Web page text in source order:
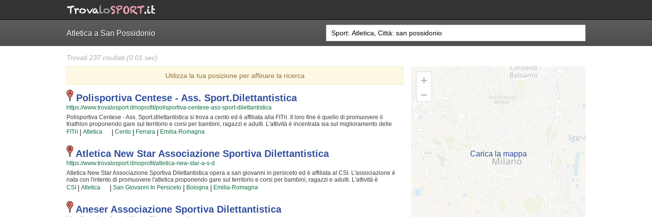
Atletica a San Possidonio
Trovati 237 risultati (0.01 sec)
Utilizza la tua posizione per affinare la ricerca
Polisportiva Centese - Ass. Sport.dilettantistica
https://www.trovalosport.it/noprofit/polisportiva-centese-ass-sport-dilettantistica
Polisportiva Centese - Ass. Sport.dilettantistica si trova a cento ed è affiliata alla FITri. Il loro fine è quello di promuovere il
triathlon proponendo gare sul territorio e corsi per bambini, ragazzi e adulti. L'attività è incentrata sia sul miglioramento delle
capacità motorie e fisiche degli atleti sia sulla implementazione di quelle qualità personali che si acquisiscono quotidianamente
affrontando sfide articolate. Proprio per questo motivo gli allenatori sono tra i più preparati della provincia e sono capaci di
trasmettere quegli ideali in cui Polisportiva Centese - Ass. Sport.dilettantistica crede fin dalla sua fondazione. La passione, i
sacrifici e la continua ricerca della chiave per migliorare e superare i propri limiti personali rendono il triathlon uno sport unico e
da cui si viene immediatamente colpiti. Polisportiva Centese - Ass. Sport.dilettantistica è una grande comunità in cui potrai
trovare nuovi amici con cui allenarti, istruttori qualificati e un ambiente sereno. Se vuoi iscriverti o semplicemente informarti sui
loro corsi puoi venire in sede o mandare un messaggio cliccando sul bottone "Contattaci" presente nella pagina.
FITri | Atletica | Cento | Ferrara | Emilia-Romagna
Atletica New Star Associazione Sportiva Dilettantistica
https://www.trovalosport.it/noprofit/atletica-new-star-a-s-d
Atletica New Star Associazione Sportiva Dilettantistica opera a san giovanni in persiceto ed è affiliata al CSI. L'associazione è
nata con l'intento di promuovere l'atletica proponendo gare sul territorio e corsi per bambini, ragazzi e adulti. L'attività è
incentrata sia sul miglioramento delle capacità motorie e fisiche degli atleti sia sulla creazione di quelle qualità personali che si
acquisiscono quotidianamente affrontando sfide complesse. Proprio per questo motivo gli allenatori sono tra i più preparati della
provincia e sono in grado di trasmettere quegli ideali in cui Atletica New Star Associazione Sportiva Dilettantistica crede fin dalla
sua nascita. La passione, i sacrifici e la continua ricerca della chiave per migliorare e superare i propri limiti personali rendono
l'atletica uno sport unico e da cui si viene immediatamente colpiti. Atletica New Star Associazione Sportiva Dilettantistica è una
CSI | Atletica | San Giovanni In Persiceto | Bologna | Emilia-Romagna
Aneser Associazione Sportiva Dilettantistica
Carica la mappa